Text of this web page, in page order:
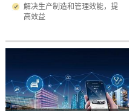
解决生产制造和管理效能，提
高效益